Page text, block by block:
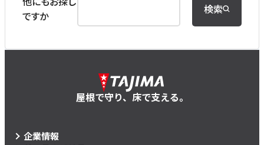
ですか
検索
屋根で守り、床で支える。
企業情報